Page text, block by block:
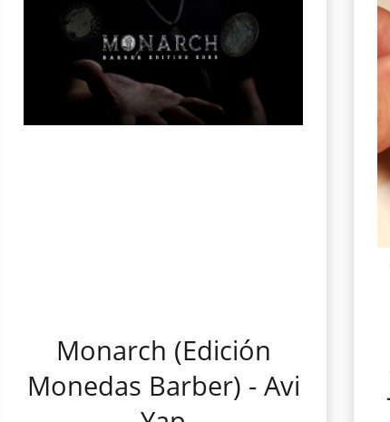
Monarch (Edición
Monedas Barber) - Avi